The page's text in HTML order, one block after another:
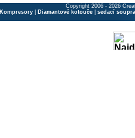
Copyright 2006 - 2026
Kompresory Diamantové kotouče sedací